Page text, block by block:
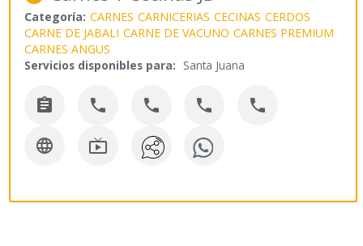
Categoría: CARNES CARNICERIAS CECINAS CERDOS
CARNE DE JABALI CARNE DE VACUNO CARNES PREMIUM
CARNES ANGUS
Servicios disponibles para: Santa Juana
    
 